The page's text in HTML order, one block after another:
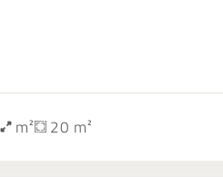
m² 20 m²